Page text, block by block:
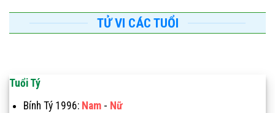
TỬ VI CÁC TUỔI
Tuổi Tý
Bính Tý 1996: Nam- Nữ